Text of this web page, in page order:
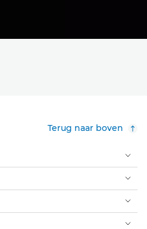
Terug naar boven